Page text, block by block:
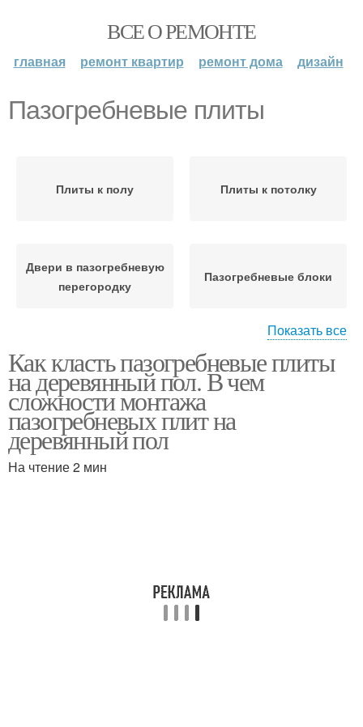
ВСЕ О РЕМОНТЕ
главная ремонт квартир ремонт дома дизайн
Пазогребневые плиты
Плиты к полу Плиты к потолку
Двери в пазогребневую
перегородку
Пазогребневые блоки
плита
Пазогребневая плита
Плиты в углах
Показать все
Как класть пазогребневые плиты
на деревянный пол. В чем
сложности монтажа
пазогребневых плит на
деревянный пол
На чтение 2 мин